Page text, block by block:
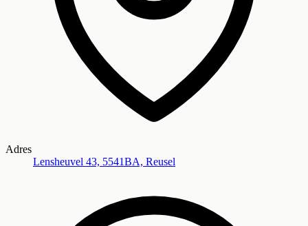
Adres
Lensheuvel 43, 5541BA, Reusel